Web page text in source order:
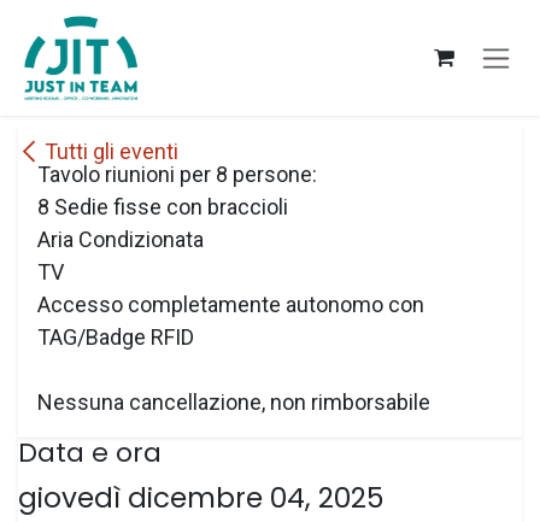
Passa al contenuto
Tutti gli eventi
Tavolo riunioni per 8 persone:
8 Sedie fisse con braccioli
Aria Condizionata
TV
Accesso completamente autonomo con
TAG/Badge RFID
Nessuna cancellazione, non rimborsabile
Data e ora
giovedì dicembre 04, 2025